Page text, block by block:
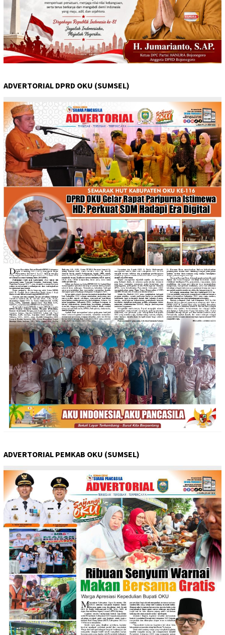
ADVERTORIAL DPRD OKU (SUMSEL)
ADVERTORIAL PEMKAB OKU (SUMSEL)